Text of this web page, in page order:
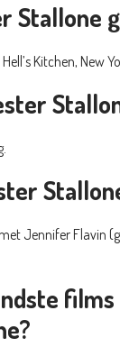
Stallone
Kitchen, New
Jennifer Flavin